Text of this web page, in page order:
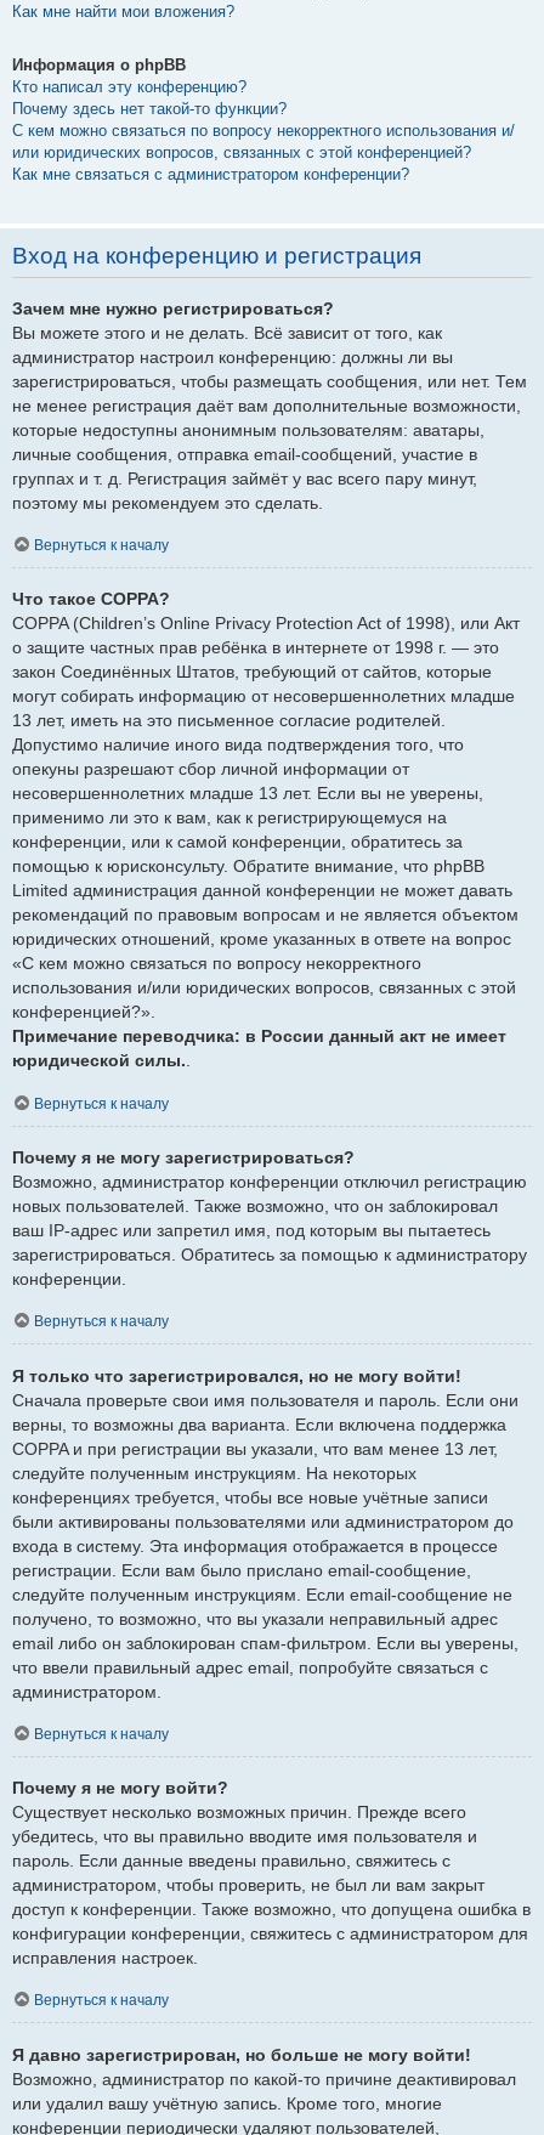
Как мне найти мои вложения?
Информация о phpBB
Кто написал эту конференцию?
Почему здесь нет такой-то функции?
С кем можно связаться по вопросу некорректного использования и/
или юридических вопросов, связанных с этой конференцией?
Как мне связаться с администратором конференции?
Вход на конференцию и регистрация
Зачем мне нужно регистрироваться?
Вы можете этого и не делать. Всё зависит от того, как
администратор настроил конференцию: должны ли вы
зарегистрироваться, чтобы размещать сообщения, или нет. Тем
не менее регистрация даёт вам дополнительные возможности,
которые недоступны анонимным пользователям: аватары,
личные сообщения, отправка email-сообщений, участие в
группах и т. д. Регистрация займёт у вас всего пару минут,
поэтому мы рекомендуем это сделать.
Вернуться к началу
Что такое COPPA?
COPPA (Children’s Online Privacy Protection Act of 1998), или Акт
о защите частных прав ребёнка в интернете от 1998 г. — это
закон Соединённых Штатов, требующий от сайтов, которые
могут собирать информацию от несовершеннолетних младше
13 лет, иметь на это письменное согласие родителей.
Допустимо наличие иного вида подтверждения того, что
опекуны разрешают сбор личной информации от
несовершеннолетних младше 13 лет. Если вы не уверены,
применимо ли это к вам, как к регистрирующемуся на
конференции, или к самой конференции, обратитесь за
помощью к юрисконсульту. Обратите внимание, что phpBB
Limited администрация данной конференции не может давать
рекомендаций по правовым вопросам и не является объектом
юридических отношений, кроме указанных в ответе на вопрос
«С кем можно связаться по вопросу некорректного
использования и/или юридических вопросов, связанных с этой
конференцией?».
Примечание переводчика: в России данный акт не имеет
юридической силы..
Вернуться к началу
Почему я не могу зарегистрироваться?
Возможно, администратор конференции отключил регистрацию
новых пользователей. Также возможно, что он заблокировал
ваш IP-адрес или запретил имя, под которым вы пытаетесь
зарегистрироваться. Обратитесь за помощью к администратору
конференции.
Вернуться к началу
Я только что зарегистрировался, но не могу войти!
Сначала проверьте свои имя пользователя и пароль. Если они
верны, то возможны два варианта. Если включена поддержка
COPPA и при регистрации вы указали, что вам менее 13 лет,
следуйте полученным инструкциям. На некоторых
конференциях требуется, чтобы все новые учётные записи
были активированы пользователями или администратором до
входа в систему. Эта информация отображается в процессе
регистрации. Если вам было прислано email-сообщение,
следуйте полученным инструкциям. Если email-сообщение не
получено, то возможно, что вы указали неправильный адрес
email либо он заблокирован спам-фильтром. Если вы уверены,
что ввели правильный адрес email, попробуйте связаться с
администратором.
Вернуться к началу
Почему я не могу войти?
Существует несколько возможных причин. Прежде всего
убедитесь, что вы правильно вводите имя пользователя и
пароль. Если данные введены правильно, свяжитесь с
администратором, чтобы проверить, не был ли вам закрыт
доступ к конференции. Также возможно, что допущена ошибка в
конфигурации конференции, свяжитесь с администратором для
исправления настроек.
Вернуться к началу
Я давно зарегистрирован, но больше не могу войти!
Возможно, администратор по какой-то причине деактивировал
или удалил вашу учётную запись. Кроме того, многие
конференции периодически удаляют пользователей,